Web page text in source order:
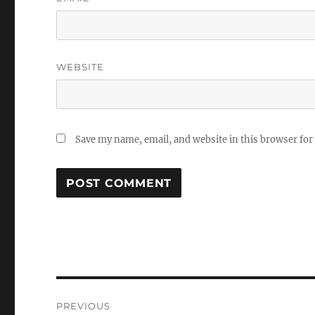
WEBSITE
Save my name, email, and website in this browser
PREVIOUS